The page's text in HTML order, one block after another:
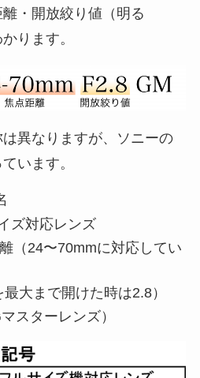
・開放絞り値（明る
ります。
異なりますが、ソニーの
います。
ズ対応レンズ
（24〜70mmに対応してい
大まで開けた時は2.8）
スターレンズ）